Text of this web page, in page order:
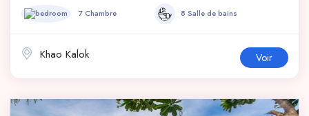
7 Chambre 8 Salle de bains
Khao Kalok Voir